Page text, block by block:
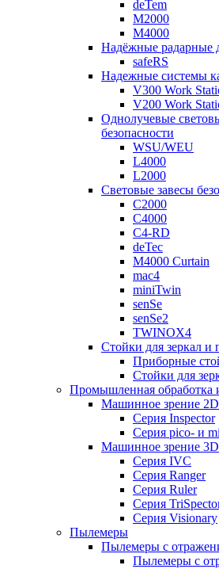
deTem
M2000
M4000
Надёжные радарные
safeRS
Надежные системы
V300 Work
V200 Work
Однолучевые
безопасности
WSU/WEU
L4000
L2000
Световые завесы
C2000
C4000
C4-RD
deTec
M4000 Curtain
mac4
miniTwin
senSe
senSe2
TWINOX4
Стойки для зеркал и
Приборные
Стойки для
Промышленная обработка
Машинное зрение 2D
Серия Inspector
Серия pico- и
Машинное зрение 3D
Серия IVC
Серия Ranger
Серия Ruler
Серия
Серия Visionary
Пылемеры
Пылемеры с
Пылемеры с